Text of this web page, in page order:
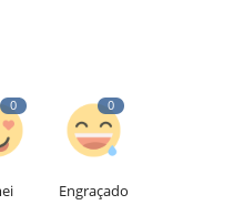
0 0
Engraçado